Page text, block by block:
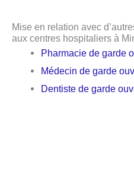
Mise en relation avec
aux centres hospitaliers à
Pharmacie de garde
Médecin de garde
Dentiste de garde